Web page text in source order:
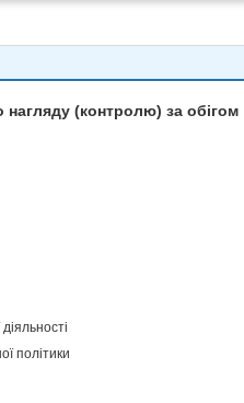
нагляду (контролю) за обігом
політики